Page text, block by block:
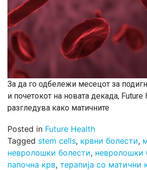
За да го одбележи месецот за
и почетокот на новата декада, Future
разгледува како матичните
Posted in Future Health
Tagged stem cells, крвни болести,
невролошки болести, невролошки
папочна крв, терапија со матични